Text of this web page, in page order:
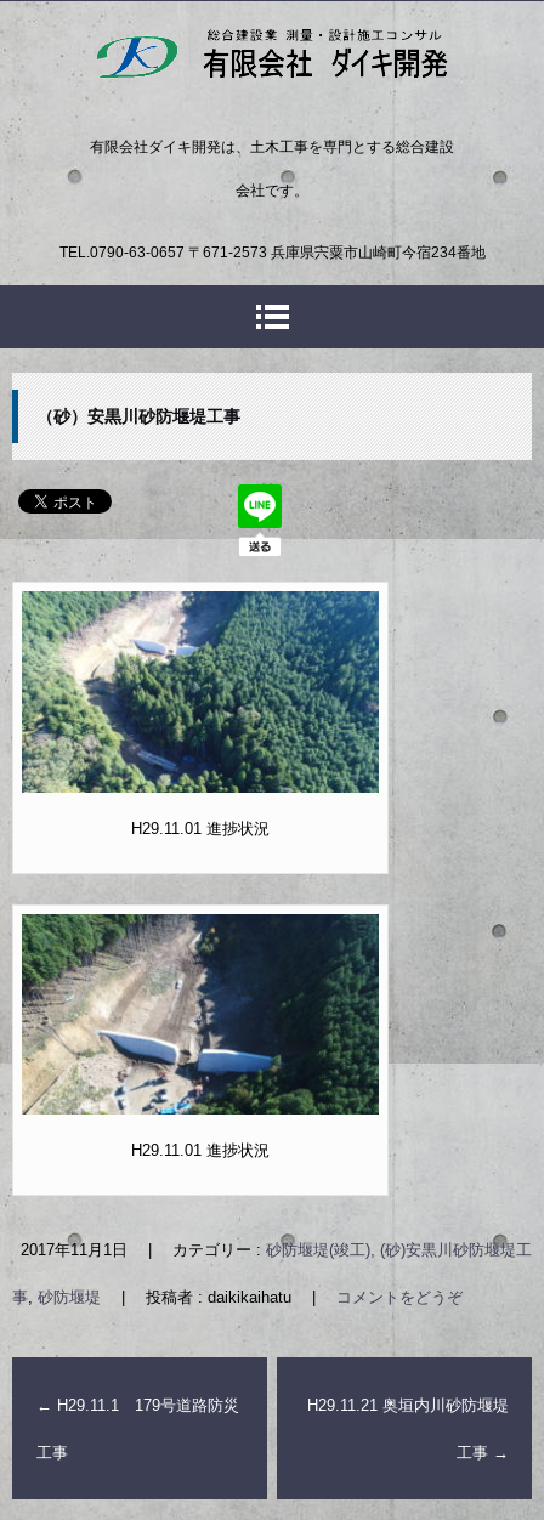
有限会社ダイキ開発は、土木工事を専門とする総合建設
会社です。
TEL. 0790-63-0657 〒671-2573 兵庫県宍粟市山崎町今宿234番地
（砂）安黒川砂防堰堤工事
H29.11.01 進捗状況
H29.11.01 進捗状況
2017年11月1日 カテゴリー : 砂防堰堤(竣工), (砂)安黒川砂防堰堤工
事, 砂防堰堤 投稿者 : daikikaihatu コメントをどうぞ
← H29.11.1 179号道路防災
工事
H29.11.21 奥垣内川砂防堰堤
工事 →